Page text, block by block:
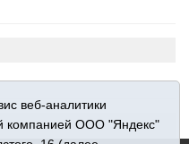
веб-аналитики
компанией ООО "Яндекс"